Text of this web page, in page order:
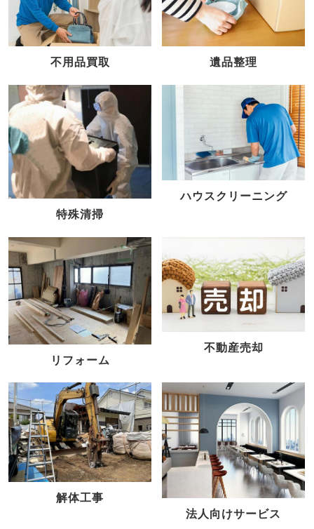
不用品買取 遺品整理
特殊清掃
ハウスクリーニング
リフォーム
不動産売却
解体工事
法人向けサービス